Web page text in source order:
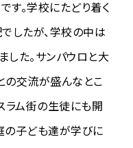
す。学校にたどり着く
したが、学校の中は
た。サンパウロと大
の交流が盛んなとこ
ラム街の生徒にも開
の子ども達が学びに